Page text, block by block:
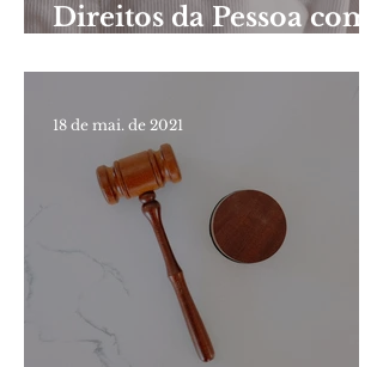
Direitos da Pessoa com
18 de mai. de 2021